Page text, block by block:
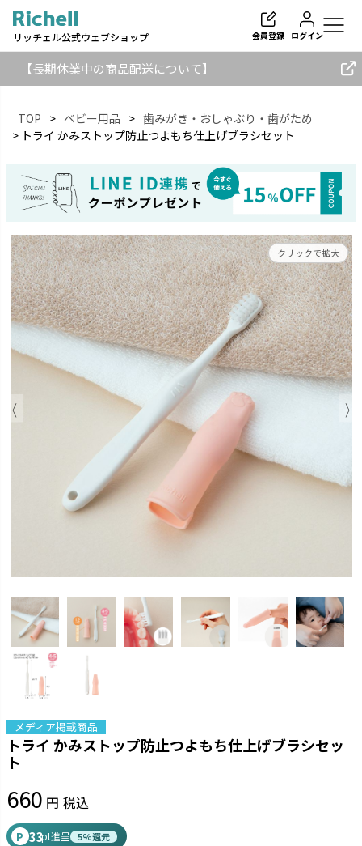
リッチェル公式ウェブショップ 会員登録 ログイン
【長期休業中の商品配送について】
TOP ベビー用品
歯みがき・おしゃぶり・歯がため
トライ かみストップ防止つよもち仕上げブラシセット
クリックで拡大
メディア掲載商品
トライ かみストップ防止つよもち仕上げブラシセッ
ト
660 税込
P 33pt進呈 5%還元